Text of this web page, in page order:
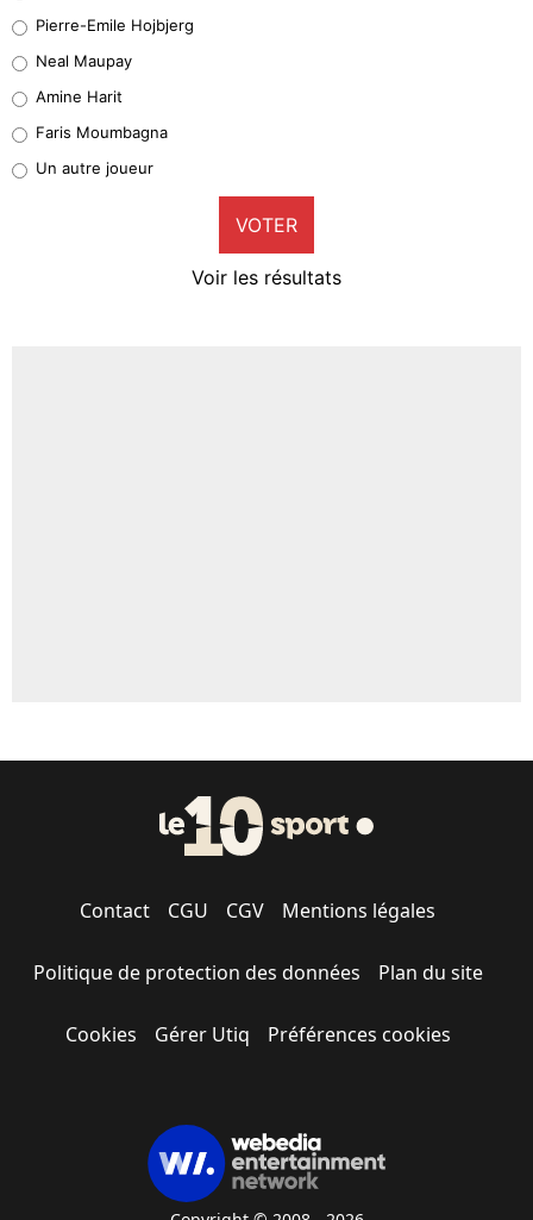
5%
1%
9%
Pierre-Emile Hojbjerg
Neal Maupay
Amine Harit
Faris Moumbagna
Un autre joueur
VOTER
Voir les résultats
Contact CGU CGV Mentions légales
Politique de protection des données Plan du site
Cookies Gérer Utiq Préférences cookies